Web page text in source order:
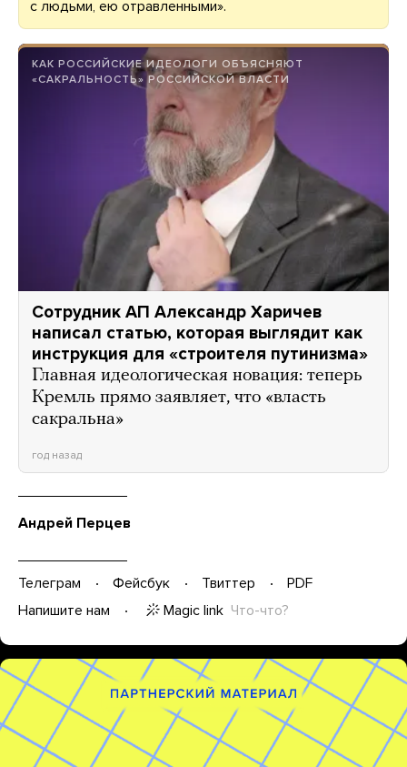
с людьми, ею отравленными».
КАК РОССИЙСКИЕ ИДЕОЛОГИ ОБЪЯСНЯЮТ
«САКРАЛЬНОСТЬ» РОССИЙСКОЙ ВЛАСТИ
Сотрудник АП Александр Харичев
написал статью, которая выглядит как
инструкция для «строителя путинизма»
Главная идеологическая новация: теперь
Кремль прямо заявляет, что «власть
сакральна»
год назад
Андрей Перцев
Телеграм Фейсбук Твиттер
PDF
Напишите нам
Magic link Что-что?